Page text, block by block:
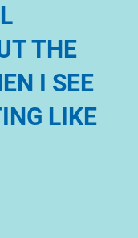
THE
I SEE
LIKE